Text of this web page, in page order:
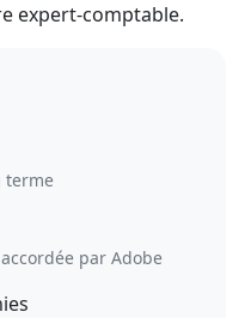
expert-comptable.
terme
par Adobe